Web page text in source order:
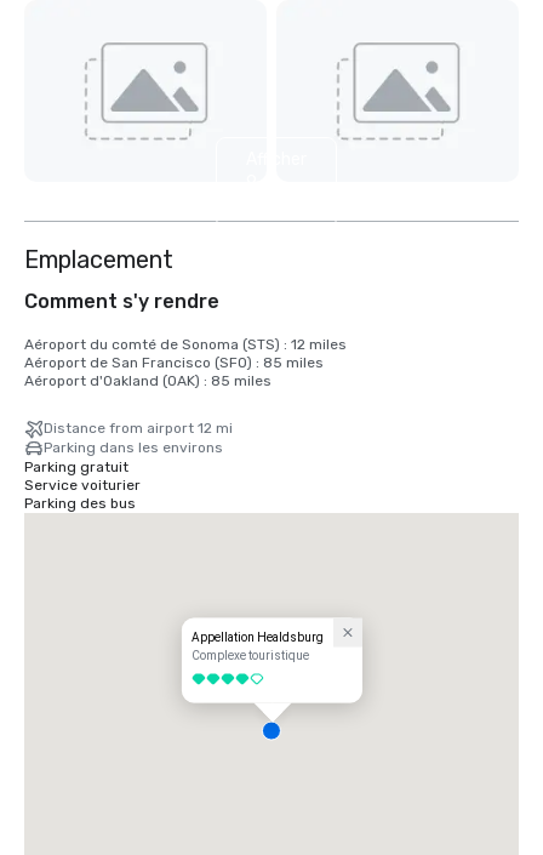
Emplacement
Comment s'y rendre
Aéroport du comté de Sonoma (STS) : 12 miles
Aéroport de San Francisco (SFO) : 85 miles
Aéroport d'Oakland (OAK) : 85 miles
Distance from airport 12 mi
Parking dans les environs
Parking gratuit
Service voiturier
Parking des bus
Appellation Healdsburg
Complexe touristique
4 sur 5